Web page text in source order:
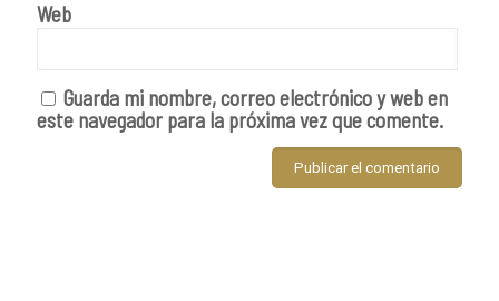
Web
Guarda mi nombre, correo electrónico y web en
este navegador para la próxima vez que comente.